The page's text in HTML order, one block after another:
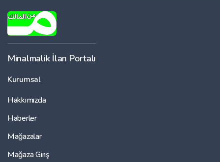
Minalmalik İlan Portalı
Kurumsal
Hakkımızda
Haberler
Mağazalar
Mağaza Giriş